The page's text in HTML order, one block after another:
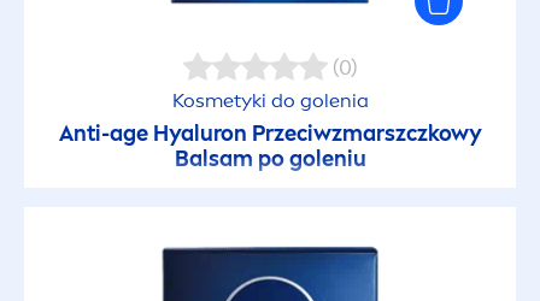
(0)
Kosmetyki do golenia
Anti-age Hyaluron Przeciwzmarszczkowy
Balsam po goleniu